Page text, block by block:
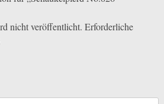
nicht veröffentlicht. Erforderliche